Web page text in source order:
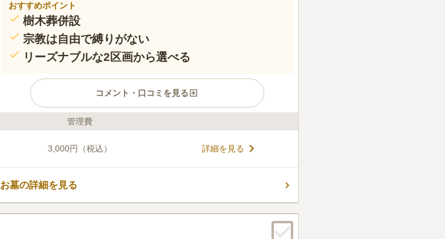
おすすめポイント
樹木葬併設
宗教は自由で縛りがない
リーズナブルな2区画から選べる
コメント・口コミを見る
ライフドット編集部のコメント
に移して永代にわたり供養されます。年間管理費なしの13万～
28万円の使用料のみで樹木葬を利用できるので、お墓の管理や
費用面を考慮すると経済的です。駐車場があり、上越自動車道
「藤岡インター」から車で約8分なので車でも気軽にお参りでき
ます。
管理費
3,000円（税込） 詳細を見る
お墓の詳細を見る